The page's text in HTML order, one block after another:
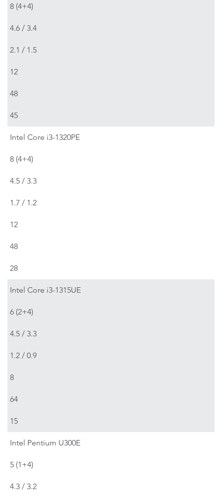
8 (4+4)
4.6 / 3.4
2.1 / 1.5
12
48
45
Intel Core i3-1320PE
8 (4+4)
4.5 / 3.3
1.7 / 1.2
12
48
28
Intel Core i3-1315UE
6 (2+4)
4.5 / 3.3
1.2 / 0.9
8
64
15
Intel Pentium U300E
5 (1+4)
4.3 / 3.2